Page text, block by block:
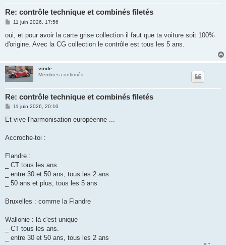
Re: contrôle technique et combinés filetés
M
s
a
11 juin 2026, 17:56
oui, et pour avoir la carte grise collection il faut que ta voiture soit 100%
d'origine. Avec la CG collection le contrôle est tous les 5 ans.
vinde
Membres confirmés
Re: contrôle technique et combinés filetés
M
s
g
11 juin 2026, 20:10
Et vive l'harmonisation européenne ...
Accroche-toi :
Flandre :
_ CT tous les ans.
_ entre 30 et 50 ans, tous les 2 ans
_ 50 ans et plus, tous les 5 ans
Bruxelles : comme la Flandre
Wallonie : là c'est unique
_ CT tous les ans.
_ entre 30 et 50 ans, tous les 2 ans